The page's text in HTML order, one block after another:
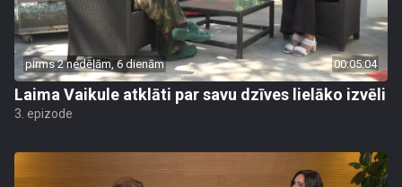
pirms 2 nedēļām, 6 dienām 00:05:04
Laima Vaikule atklāti par savu dzīves lielāko izvēli
3. epizode